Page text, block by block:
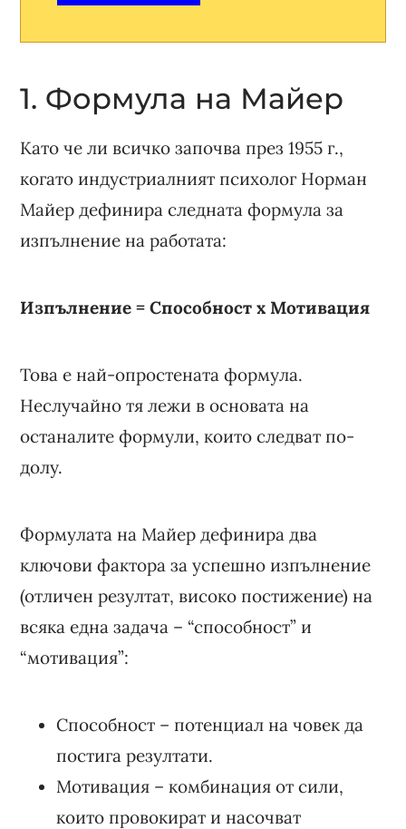
1. Формула на Майер
Като че ли всичко започва през 1955 г.,
когато индустриалният психолог Норман
Майер дефинира следната формула за
изпълнение на работата:
Изпълнение = Способност x Мотивация
Това е най-опростената формула.
Неслучайно тя лежи в основата на
останалите формули, които следват по-
долу.
Формулата на Майер дефинира два
ключови фактора за успешно изпълнение
(отличен резултат, високо постижение) на
всяка една задача – “способност” и
“мотивация”:
Способност – потенциал на човек да
постига резултати.
Мотивация – комбинация от сили,
които провокират и насочват